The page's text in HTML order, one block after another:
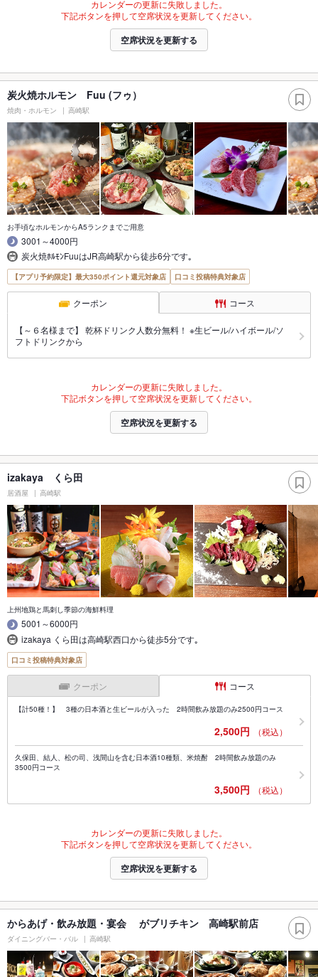
カレンダーの更新に失敗しました。
下記ボタンを押して空席状況を更新してください。
空席状況を更新する
炭火焼ホルモン Fuu (フゥ）
焼肉・ホルモン 高崎駅
お手頃なホルモンからA5ランクまでご用意
3001～4000円
炭火焼ﾎﾙﾓﾝFuuはJR高崎駅から徒歩6分です｡
【アプリ予約限定】最大350ポイント還元対象店 口コミ投稿特典対象店
クーポン コース
【～６名様まで】 乾杯ドリンク人数分無料！ ※生ビール/ハイボール/ソ
フトドリンクから
カレンダーの更新に失敗しました。
下記ボタンを押して空席状況を更新してください。
空席状況を更新する
izakaya くら田
居酒屋 高崎駅
上州地鶏と馬刺し季節の海鮮料理
5001～6000円
izakaya くら田は高崎駅西口から徒歩5分です｡
口コミ投稿特典対象店
クーポン コース
【計50種！】 3種の日本酒と生ビールが入った 2時間飲み放題のみ2500円コース
2,500円 （税込）
久保田、結人、松の司、浅間山を含む日本酒10種類、米焼酎 2時間飲み放題のみ
3500円コース
3,500円 （税込）
カレンダーの更新に失敗しました。
下記ボタンを押して空席状況を更新してください。
空席状況を更新する
からあげ・飲み放題・宴会 がブリチキン 高崎駅前店
ダイニングバー・バル 高崎駅